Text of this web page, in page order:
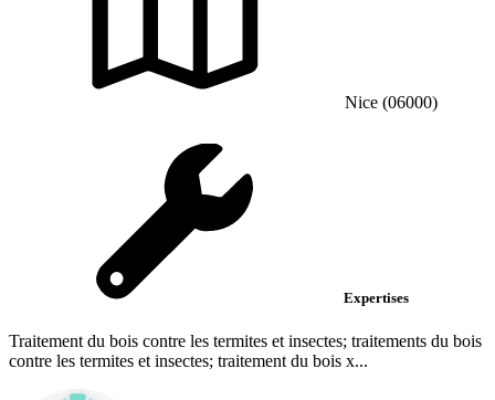
Nice (06000)
Expertises
Traitement du bois contre les termites et insectes; traitements du bois
contre les termites et insectes; traitement du bois x...